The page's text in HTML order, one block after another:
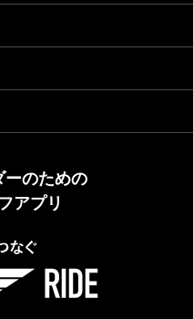
ーのための
アプリ